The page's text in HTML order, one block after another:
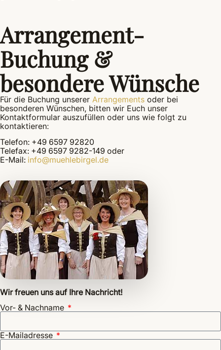
Arrangement-
Buchung &
besondere Wünsche
Für die Buchung unserer Arrangements oder bei
besonderen Wünschen, bitten wir Euch unser
Kontaktformular auszufüllen oder uns wie folgt zu
kontaktieren:
Telefon: +49 6597 92820
Telefax: +49 6597 9282-149 oder
E-Mail: info@muehlebirgel.de
Wir freuen uns auf Ihre Nachricht!
Vor- & Nachname
E-Mailadresse